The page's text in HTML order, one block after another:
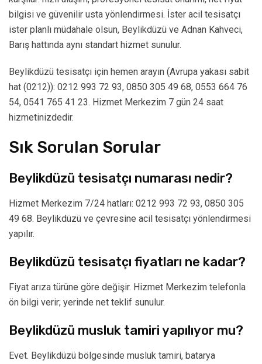
bilgisi ve güvenilir usta yönlendirmesi. İster acil tesisatçı
ister planlı müdahale olsun, Beylikdüzü ve Adnan Kahveci,
Barış hattında aynı standart hizmet sunulur.
Beylikdüzü tesisatçı için hemen arayın (Avrupa yakası sabit
hat (0212)): 0212 993 72 93, 0850 305 49 68, 0553 664 76
54, 0541 765 41 23. Hizmet Merkezim 7 gün 24 saat
hizmetinizdedir.
Sık Sorulan Sorular
Beylikdüzü tesisatçı numarası nedir?
Hizmet Merkezim 7/24 hatları: 0212 993 72 93, 0850 305
49 68. Beylikdüzü ve çevresine acil tesisatçı yönlendirmesi
yapılır.
Beylikdüzü tesisatçı fiyatları ne kadar?
Fiyat arıza türüne göre değişir. Hizmet Merkezim telefonla
ön bilgi verir; yerinde net teklif sunulur.
Beylikdüzü musluk tamiri yapılıyor mu?
Evet. Beylikdüzü bölgesinde musluk tamiri, batarya